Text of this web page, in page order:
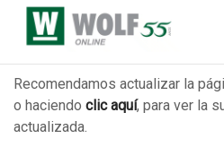
Recomendamos actualizar la
o haciendo clic aquí, para ver la
actualizada.